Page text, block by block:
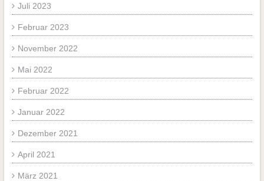
Juli 2023
Februar 2023
November 2022
Mai 2022
Februar 2022
Januar 2022
Dezember 2021
April 2021
März 2021